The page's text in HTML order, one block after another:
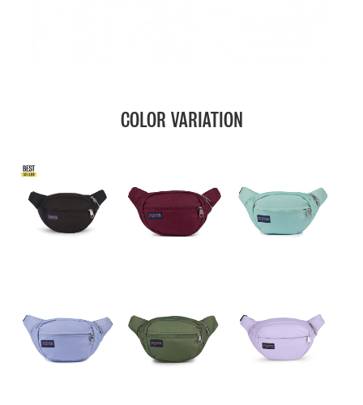
COLOR VARIATION